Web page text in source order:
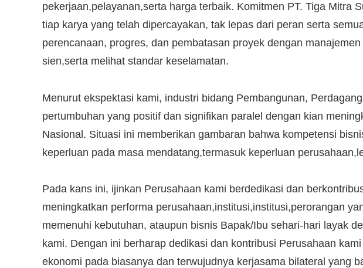
pekerjaan,pelayanan,serta harga terbaik. Komitmen PT. Tiga Mitra
tiap karya yang telah dipercayakan, tak lepas dari peran serta
perencanaan, progres, dan pembatasan proyek dengan
sien,serta melihat standar keselamatan.
Menurut ekspektasi kami, industri bidang Pembangunan,
pertumbuhan yang positif dan signifikan paralel dengan kian
Nasional. Situasi ini memberikan gambaran bahwa kompetensi
keperluan pada masa mendatang,termasuk keperluan
Pada kans ini, ijinkan Perusahaan kami berdedikasi dan
meningkatkan performa perusahaan,institusi,institusi,perorangan
memenuhi kebutuhan, ataupun bisnis Bapak/Ibu sehari-hari layak
kami. Dengan ini berharap dedikasi dan kontribusi Perusahaan
ekonomi pada biasanya dan terwujudnya kerjasama bilateral yang